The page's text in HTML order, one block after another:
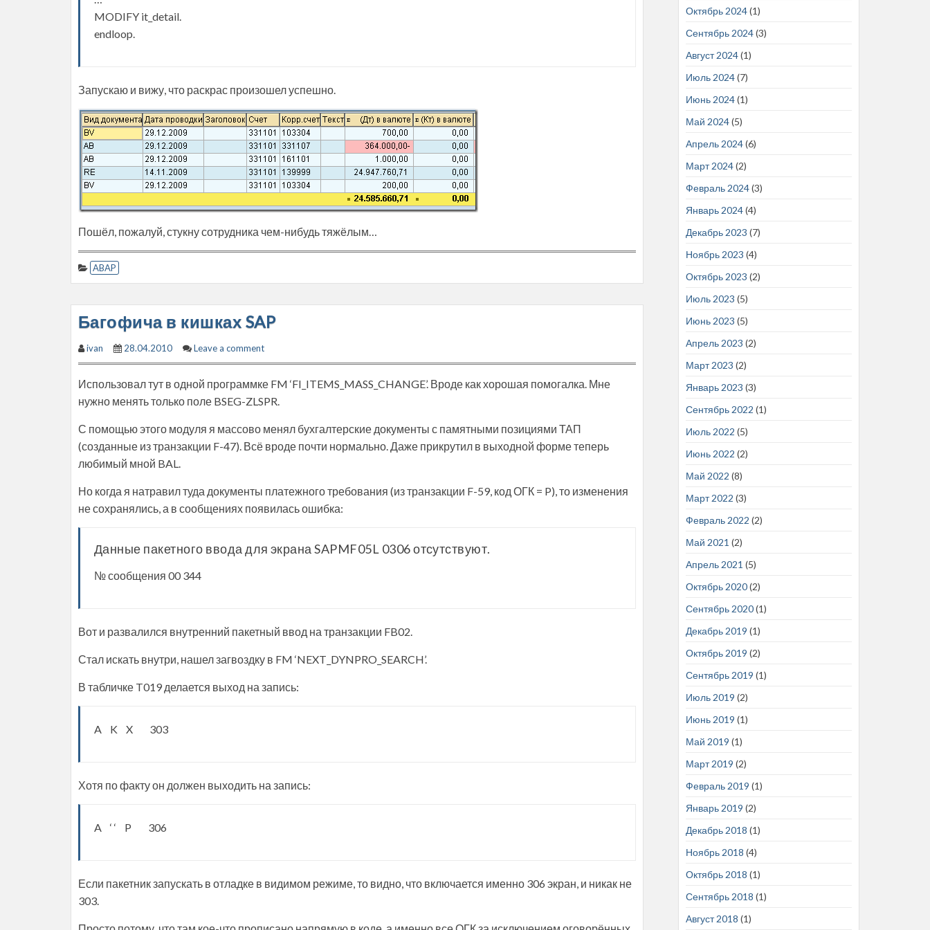
MODIFY it_detail.
endloop.
Запускаю и вижу, что раскрас произошел успешно.
Пошёл, пожалуй, стукну сотрудника чем-нибудь тяжёлым…
ABAP
Багофича в кишках SAP
ivan 28.04.2010 Leave a comment
Использовал тут в одной программке FM ‘FI_ITEMS_MASS_CHANGE’. Вроде как хорошая помогалка. Мне
нужно менять только поле BSEG-ZLSPR.
С помощью этого модуля я массово менял бухгалтерские документы с памятными позициями ТАП
(созданные из транзакции F-47). Всё вроде почти нормально. Даже прикрутил в выходной форме теперь
любимый мной BAL.
Но когда я натравил туда документы платежного требования (из транзакции F-59, код ОГК = P), то изменения
не сохранялись, а в сообщениях появилась ошибка:
Данные пакетного ввода для экрана SAPMF05L 0306 отсутствуют.
№ сообщения 00 344
Вот и развалился внутренний пакетный ввод на транзакции FB02.
Стал искать внутри, нашел загвоздку в FM ‘NEXT_DYNPRO_SEARCH’.
В табличке T019 делается выход на запись:
A K X 303
Хотя по факту он должен выходить на запись:
A ‘ ‘ P 306
Если пакетник запускать в отладке в видимом режиме, то видно, что включается именно 306 экран, и никак не
303.
Октябрь 2024(1)
Сентябрь 2024(3)
Август 2024(1)
Июль 2024(7)
Июнь 2024(1)
Май 2024(5)
Апрель 2024(6)
Март 2024(2)
Февраль 2024(3)
Январь 2024(4)
Декабрь 2023 (7)
Ноябрь 2023 (4)
Октябрь 2023 (2)
Июль 2023 (5)
Июнь 2023 (5)
Апрель 2023 (2)
Март 2023 (2)
Январь 2023 (3)
Сентябрь 2022 (1)
Июль 2022 (5)
Июнь 2022 (2)
Май 2022 (8)
Март 2022 (3)
Февраль 2022 (2)
Май 2021 (2)
Апрель 2021 (5)
Октябрь 2020(2)
Сентябрь 2020(1)
Декабрь 2019 (1)
Октябрь 2019 (2)
Сентябрь 2019 (1)
Июль 2019 (2)
Июнь 2019 (1)
Май 2019 (1)
Март 2019 (2)
Февраль 2019 (1)
Январь 2019 (2)
Декабрь 2018 (1)
Ноябрь 2018 (4)
Октябрь 2018 (1)
Сентябрь 2018 (1)
Август 2018 (1)